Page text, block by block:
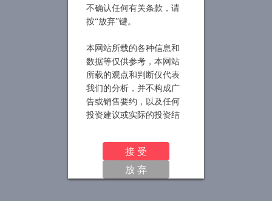
不确认任何有关条款，请
按“放弃”键。
本网站所载的各种信息和
数据等仅供参考，本网站
所载的观点和判断仅代表
我们的分析，并不构成广
告或销售要约，以及任何
投资建议或实际的投资结
观点和判断不会发生任何
调整或变更。投资者应仔
细审阅相关金融产品的合
同文件等以了解其风险因
接 受
放 弃